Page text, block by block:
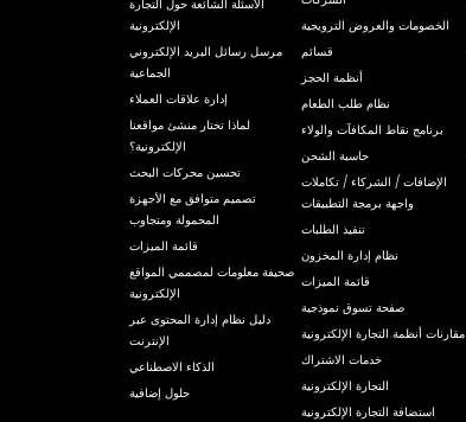
الأسئلة الشائعة حول التجارة
الإلكترونية
مرسل رسائل البريد الإلكتروني
الجماعية
إدارة علاقات العملاء
لماذا تختار منشئ مواقعنا
الإلكترونية؟
تحسين محركات البحث
تصميم متوافق مع الأجهزة
المحمولة ومتجاوب
قائمة الميزات
صحيفة معلومات لمصممي المواقع
الإلكترونية
دليل نظام إدارة المحتوى عبر
الإنترنت
الذكاء الاصطناعي
حلول إضافية
الخصومات والعروض الترويجية
قسائم
أنظمة الحجز
نظام طلب الطعام
برنامج نقاط المكافآت والولاء
حاسبة الشحن
الإضافات / الشركاء / تكاملات
واجهة برمجة التطبيقات
تنفيذ الطلبات
نظام إدارة المخزون
قائمة الميزات
صفحة تسوق نموذجية
مقارنات أنظمة التجارة الإلكترونية
خدمات الاشتراك
التجارة الإلكترونية
استضافة التجارة الإلكترونية